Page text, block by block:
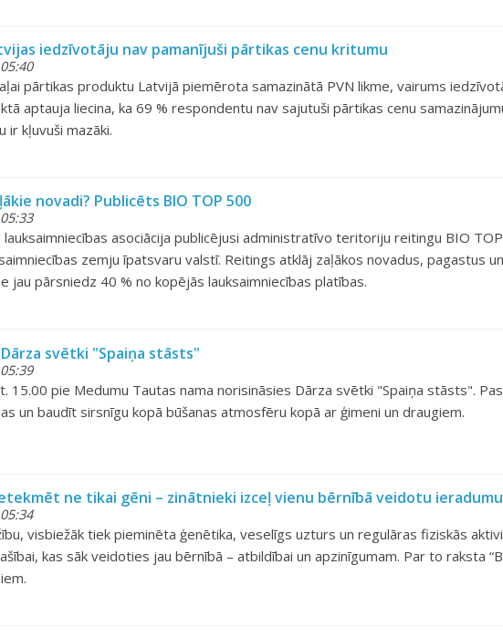
iedzīvotāju nav pamanījuši pārtikas cenu kritumu
pārtikas produktu Latvijā piemērota samazinātā PVN likme, vairums
aptauja liecina, ka 69 % respondentu nav sajutuši pārtikas cenu
ir kļuvuši mazāki.
novadi? Publicēts BIO TOP 500
lauksaimniecības asociācija publicējusi administratīvo teritoriju reitingu BIO
zemju īpatsvaru valstī. Reitings atklāj zaļākos novadus, pagastus
jau pārsniedz 40 % no kopējās lauksaimniecības platības.
svētki "Spaiņa stāsts"
15.00 pie Medumu Tautas nama norisināsies Dārza svētki "Spaiņa stāsts".
un baudīt sirsnīgu kopā būšanas atmosfēru kopā ar ģimeni un draugiem.
ne tikai gēni – zinātnieki izceļ vienu bērnībā veidotu ieradumu
visbiežāk tiek pieminēta ģenētika, veselīgs uzturs un regulāras fiziskās
kas sāk veidoties jau bērnībā – atbildībai un apzinīgumam. Par to raksta